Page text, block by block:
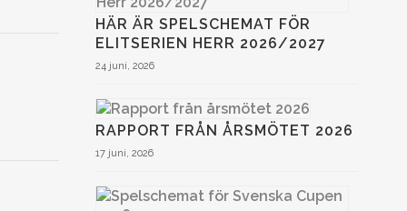
HÄR ÄR SPELSCHEMAT FÖR
ELITSERIEN HERR 2026/2027
24 juni, 2026
RAPPORT FRÅN ÅRSMÖTET 2026
17 juni, 2026